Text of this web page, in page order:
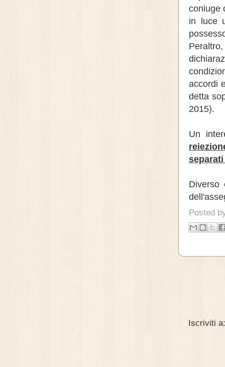
coniuge
in luce
accordi
detta
2015).
Un
Diverso
Posted
Iscriviti